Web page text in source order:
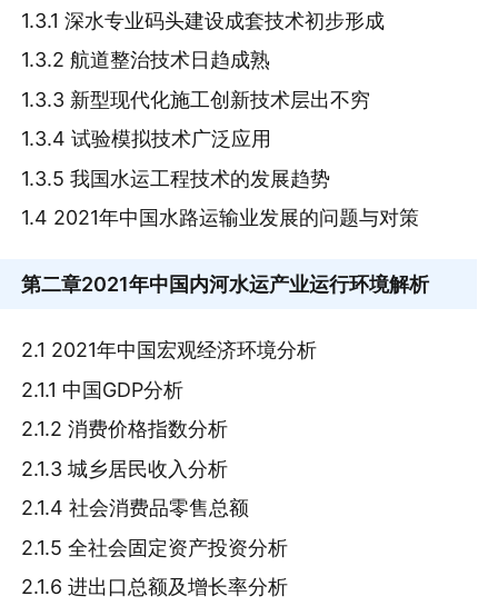
1.3.1 深水专业码头建设成套技术初步形成
1.3.2 航道整治技术日趋成熟
1.3.3 新型现代化施工创新技术层出不穷
1.3.4 试验模拟技术广泛应用
1.3.5 我国水运工程技术的发展趋势
1.4 2021年中国水路运输业发展的问题与对策
第二章2021年中国内河水运产业运行环境解析
2.1 2021年中国宏观经济环境分析
2.1.1 中国GDP分析
2.1.2 消费价格指数分析
2.1.3 城乡居民收入分析
2.1.4 社会消费品零售总额
2.1.5 全社会固定资产投资分析
2.1.6 进出口总额及增长率分析